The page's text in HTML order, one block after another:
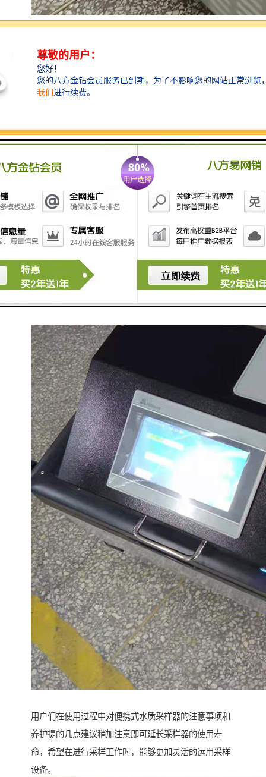
其次，前期工作人员通过走访、调查、航拍等方式标记
质情况。再安排检测人员到实际区域进行考察，并做出
一份完善的调查报告，挑选出适合的检测区域及检测水
域，确定检测取样点，以保证水质检测的准确性，降低
检测取样时所出现的误差。
在确定监测点后，可借助水质自动采样器来进行水质的
水样被人为污染，以保证检测结果的准确性。
用户们在使用过程中对便携式水质采样器的注意事项和
养护提的几点建议稍加注意即可延长采样器的使用寿
命，希望在进行采样工作时，能够更加灵活的运用采样
设备。